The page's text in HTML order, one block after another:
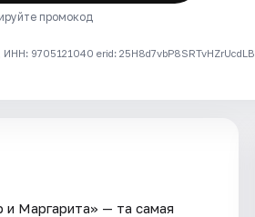
промокод
9705121040 erid: 25H8d7vbP8SRTvHZrUcdLB
и Маргарита» — та самая